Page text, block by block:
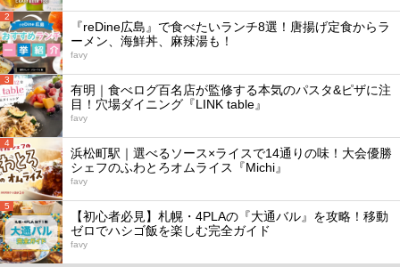
2
『reDine広島』で食べたいランチ8選！唐揚げ定食からラ
ーメン、海鮮丼、麻辣湯も！
favy
3
有明｜食べログ百名店が監修する本気のパスタ&ピザに注
目！穴場ダイニング『LINK table』
favy
4
浜松町駅｜選べるソース×ライスで14通りの味！大会優勝
シェフのふわとろオムライス『Michi』
favy
5
【初心者必見】札幌・4PLAの『大通バル』を攻略！移動
ゼロでハシゴ飯を楽しむ完全ガイド
favy